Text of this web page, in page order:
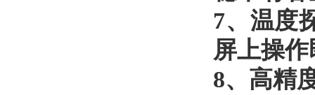
7、温度
屏上操
8、高精